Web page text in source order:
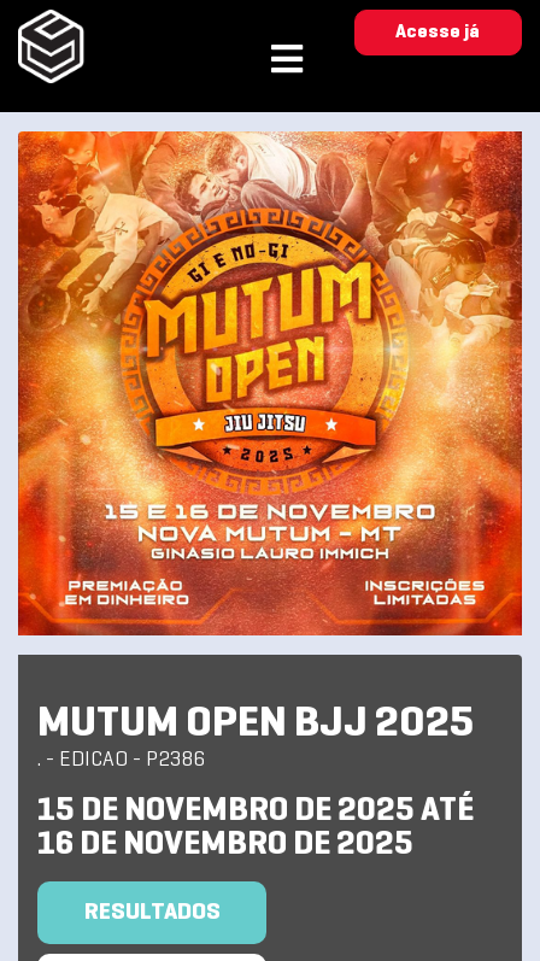
Acesse já
MUTUM OPEN BJJ 2025
. - EDICAO - P2386
15 DE NOVEMBRO DE 2025 ATÉ
16 DE NOVEMBRO DE 2025
RESULTADOS